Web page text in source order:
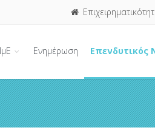
Ενημέρωση Επενδυτικός